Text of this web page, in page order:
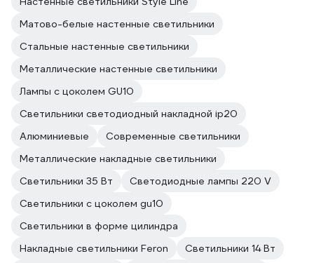
Матово-белые настенные светильники
Стальные настенные светильники
Металлические настенные светильники
Лампы с цоколем GU10
Светильники светодиодный накладной ip20
Алюминиевые
Современные светильники
Металлические накладные светильники
Светильники 35 Вт
Светодиодные лампы 220 V
Светильники с цоколем gu10
Светильники в форме цилиндра
Накладные светильники Feron
Светильники 14 Вт